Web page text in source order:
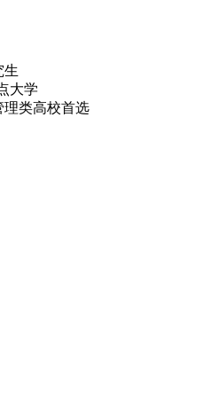
大学
理类高校首选